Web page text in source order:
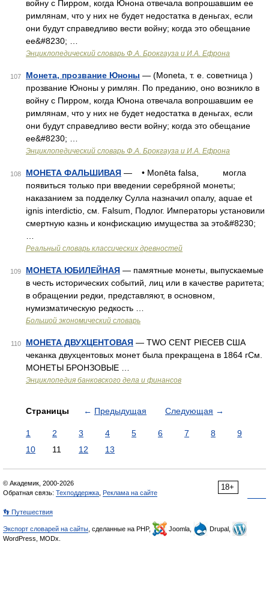
войну с Пирром, когда Юнона отвечала вопрошавшим ее
римлянам, что у них не будет недостатка в деньгах, если
они будут справедливо вести войну; когда это обещание
ее&#8230; …
Энциклопедический словарь Ф.А. Брокгауза и И.А. Ефрона
107 Монета, прозвание Юноны — (Moneta, т. е. советница )
прозвание Юноны у римлян. По преданию, оно возникло в
войну с Пирром, когда Юнона отвечала вопрошавшим ее
римлянам, что у них не будет недостатка в деньгах, если
они будут справедливо вести войну; когда это обещание
ее&#8230; …
Энциклопедический словарь Ф.А. Брокгауза и И.А. Ефрона
108 МОНЕТА ФАЛЬШИВАЯ — • Monēta falsa, могла
появиться только при введении серебряной монеты;
наказанием за подделку Сулла назначил опалу, aquae et
ignis interdictio, см. Falsum, Подлог. Императоры установили
смертную казнь и конфискацию имущества за это&#8230;
Реальный словарь классических древностей
109 МОНЕТА ЮБИЛЕЙНАЯ — памятные монеты, выпускаемые
в честь исторических событий, лиц или в качестве раритета;
в обращении редки, представляют, в основном,
нумизматическую редкость …
Большой экономический словарь
110 МОНЕТА ДВУХЦЕНТОВАЯ — TWO CENT PIECEВ США
чеканка двухцентовых монет была прекращена в 1864 гСм.
МОНЕТЫ БРОНЗОВЫЕ …
Энциклопедия банковского дела и финансов
Страницы ← Предыдущая Следующая →
1 2 3 4 5 6 7 8
9
10
11 12 13
18+
© Академик, 2000-2026
Обратная связь: Техподдержка Реклама на сайте
👣 Путешествия
Экспорт словарей на сайты , сделанные на PHP, Joomla,
Drupal,
WordPress, MODx.